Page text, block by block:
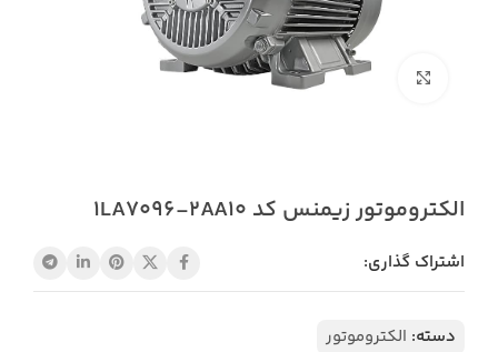
بزرگنمایی تصویر
الکتروموتور زیمنس کد 1LA7096-2AA10
اشتراک گذاری:
دسته: الکتروموتور